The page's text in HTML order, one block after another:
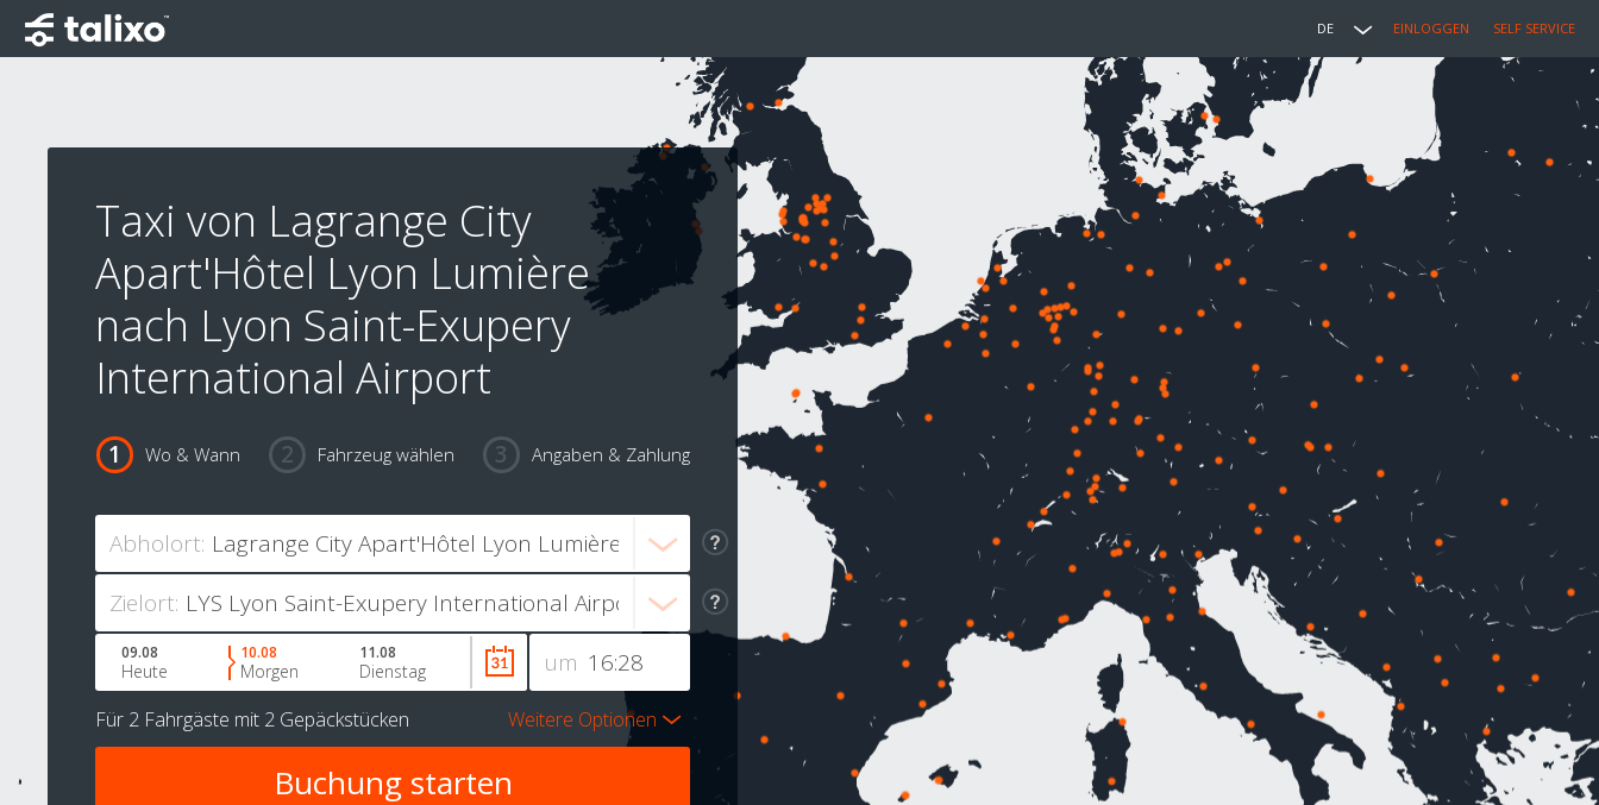
DE EINLOGGEN SELF SERVICE
Taxi von Lagrange City
Apart'Hôtel Lyon Lumière
nach Lyon Saint-Exupery
International Airport
Wo & Wann Fahrzeug wählen Angaben & Zahlung
Abholort:
Zielort:
um
09.08
Heute
10.08
Morgen
11.08
Dienstag
Für 2 Fahrgäste mit 2 Gepäckstücken Weitere Optionen